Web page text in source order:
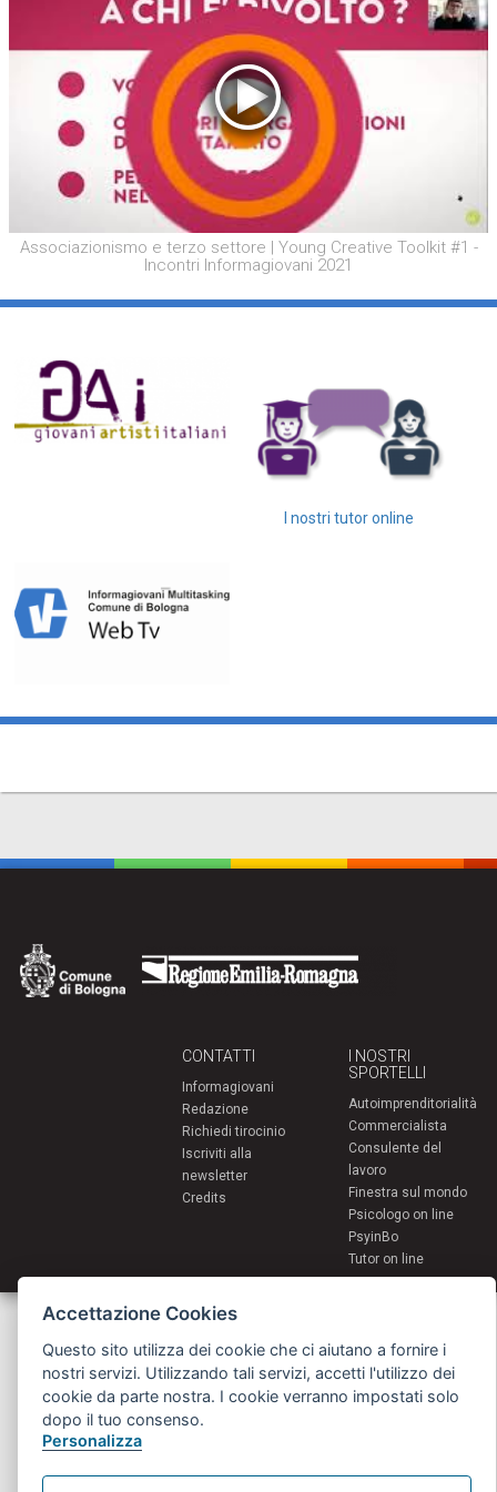
Associazionismo e terzo settore | Young Creative Toolkit #1 -
Incontri Informagiovani 2021
I nostri tutor online
CONTATTI
Informagiovani
Redazione
Richiedi tirocinio
Iscriviti alla
newsletter
Credits
I NOSTRI
SPORTELLI
Autoimprenditorialità
Commercialista
Consulente del
lavoro
Finestra sul mondo
Psicologo on line
PsyinBo
Tutor on line
Servizi per i giovani - Scambi e soggiorni all'estero
giovani@comune.bologna.it
Accettazione Cookies
Questo sito utilizza dei cookie che ci aiutano a fornire i
nostri servizi. Utilizzando tali servizi, accetti l'utilizzo dei
cookie da parte nostra. I cookie verranno impostati solo
dopo il tuo consenso.
Personalizza